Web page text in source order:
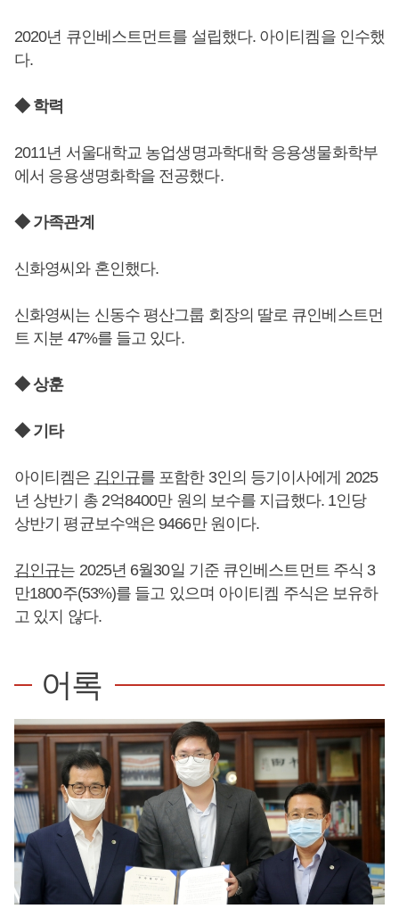
2020년 큐인베스트먼트를 설립했다. 아이티켐을 인수했
다.
◆ 학력
2011년 서울대학교 농업생명과학대학 응용생물화학부
에서 응용생명화학을 전공했다.
◆ 가족관계
신화영씨와 혼인했다.
신화영씨는 신동수 평산그룹 회장의 딸로 큐인베스트먼
트 지분 47%를 들고 있다.
◆ 상훈
◆ 기타
아이티켐은 김인규를 포함한 3인의 등기이사에게 2025
년 상반기 총 2억8400만 원의 보수를 지급했다. 1인당
상반기 평균보수액은 9466만 원이다.
김인규는 2025년 6월30일 기준 큐인베스트먼트 주식 3
만1800주(53%)를 들고 있으며 아이티켐 주식은 보유하
고 있지 않다.
어록